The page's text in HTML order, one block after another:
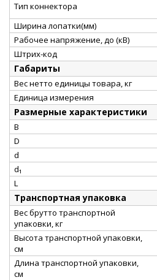
Тип коннектора
Ширина лопатки(мм)
Рабочее напряжение, до (кВ)
Штрих-код
Габариты
Вес нетто единицы товара, кг
Единица измерения
Размерные характеристики
B
D
d
d₁
L
Транспортная упаковка
Вес брутто транспортной
упаковки, кг
Высота транспортной упаковки,
см
Длина транспортной упаковки,
см